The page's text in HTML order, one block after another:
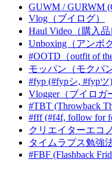
GUWM / GURWM
Vlog（ブイログ）
Haul Video（購入品
Unboxing（アンボ
#OOTD（outfit of
モッパン（モクバン
#fyp (#fypシ, #fypツ)
Vlogger（ブイロガ
#TBT (Throwback
#fff (#f4f, follow for
クリエイターエコ
タイムラプス勉強
#FBF (Flashback